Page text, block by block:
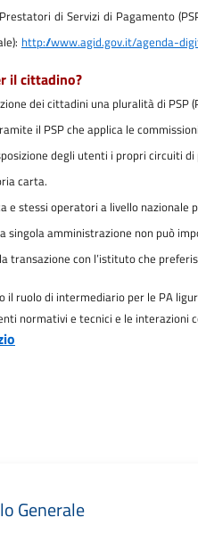
di Servizi di Pagamento
http://www.agid.gov.it/agenda-
il cittadino?
dei cittadini una pluralità di
il PSP che applica le
degli utenti i propri circuiti
carta.
e stessi operatori a livello nazionale
singola amministrazione non può
transazione con l’istituto che
il ruolo di intermediario per le PA
normativi e tecnici e le interazioni
Generale